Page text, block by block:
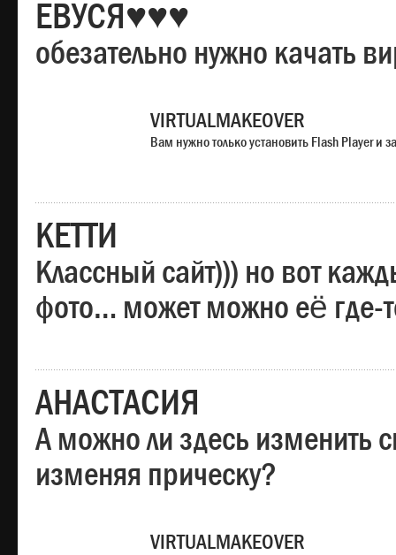
ЕВУСЯ♥♥♥
обезательно нужно качать
VIRTUALMAKEOVER
Вам нужно только установить Flash Player и
КЕТТИ
Классный сайт))) но вот
фото… может можно её где-
АНАСТАСИЯ
А можно ли здесь изменить
изменяя прическу?
VIRTUALMAKEOVER